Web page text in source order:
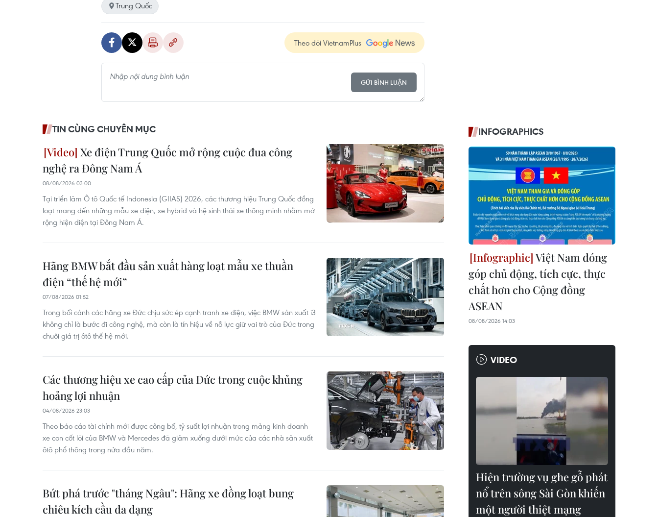
Trung Quốc
Theo dõi VietnamPlus
GỬI BÌNH LUẬN
TIN CÙNG CHUYÊN MỤC
Xe điện Trung Quốc mở rộng cuộc đua công
nghệ ra Đông Nam Á
08/08/2026 03:00
Tại triển lãm Ô tô Quốc tế Indonesia (GIIAS) 2026, các thương hiệu Trung Quốc đồng
loạt mang đến những mẫu xe điện, xe hybrid và hệ sinh thái xe thông minh nhằm mở
rộng hiện diện tại Đông Nam Á.
Hãng BMW bắt đầu sản xuất hàng loạt mẫu xe thuần
điện “thế hệ mới”
07/08/2026 01:52
Trong bối cảnh các hãng xe Đức chịu sức ép cạnh tranh xe điện, việc BMW sản xuất i3
không chỉ là bước đi công nghệ, mà còn là tín hiệu về nỗ lực giữ vai trò của Đức trong
chuỗi giá trị ôtô thế hệ mới.
Các thương hiệu xe cao cấp của Đức trong cuộc khủng
hoảng lợi nhuận
04/08/2026 23:03
Theo báo cáo tài chính mới được công bố, tỷ suất lợi nhuận trong mảng kinh doanh
xe con cốt lõi của BMW và Mercedes đã giảm xuống dưới mức của các nhà sản xuất
ôtô phổ thông trong nửa đầu năm.
Bứt phá trước "tháng Ngâu": Hãng xe đồng loạt bung
chiêu kích cầu đa dạng
INFOGRAPHICS
Việt Nam đóng
góp chủ động, tích cực, thực
chất hơn cho Cộng đồng
ASEAN
08/08/2026 14:03
VIDEO
Hiện trường vụ ghe gỗ phát
nổ trên sông Sài Gòn khiến
một người thiệt mạng